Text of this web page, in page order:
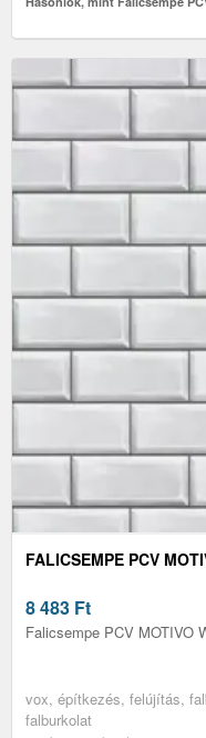
FALICSEMPE PCV
8 483 Ft
Falicsempe PCV MOTIVO
vox, építkezés, felújítás,
falburkolat